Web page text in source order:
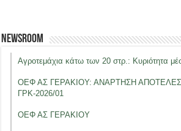
Newsroom
Αγροτεμάχια κάτω των 20 στρ.: Κυριότητα
ΟΕΦ ΑΣ ΓΕΡΑΚΙΟΥ: ΑΝΑΡΤΗΣΗ
ΓΡΚ-2026/01
ΟΕΦ ΑΣ ΓΕΡΑΚΙΟΥ